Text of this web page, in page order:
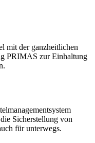
mit der ganzheitlichen
PRIMAS zur Einhaltung
Sicherstellung von
für unterwegs.